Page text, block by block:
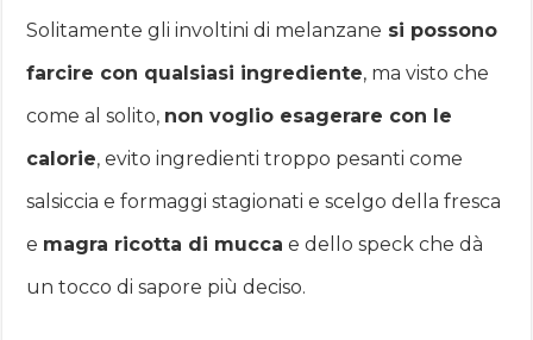
Solitamente gli involtini di melanzane si possono
farcire con qualsiasi ingrediente, ma visto che
come al solito, non voglio esagerare con le
calorie, evito ingredienti troppo pesanti come
salsiccia e formaggi stagionati e scelgo della fresca
e magra ricotta di mucca e dello speck che dà
un tocco di sapore più deciso.